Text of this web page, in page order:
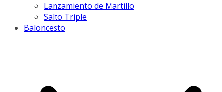
Lanzamiento de Martillo
Salto Triple
Baloncesto